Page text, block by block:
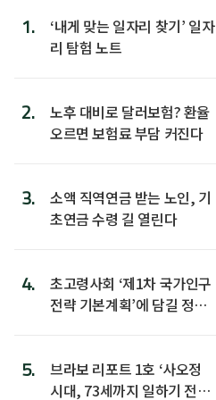
1.
‘내게 맞는 일자리 찾기’ 일자
리 탐험 노트
2.
노후 대비로 달러보험? 환율
오르면 보험료 부담 커진다
3.
소액 직역연금 받는 노인, 기
초연금 수령 길 열린다
4.
초고령사회 ‘제1차 국가인구
전략 기본계획’에 담길 정책
5.
브라보 리포트 1호 ‘사오정
시대, 73세까지 일하기 전략’